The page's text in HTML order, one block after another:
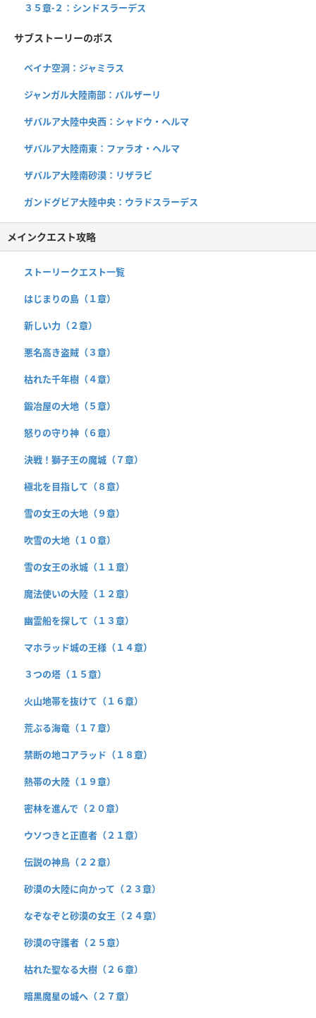
３５章-２：シンドスラーデス
サブストーリーのボス
ベイナ空洞：ジャミラス
ジャンガル大陸南部：バルザーリ
ザバルア大陸中央西：シャドウ・ヘルマ
ザバルア大陸南東：ファラオ・ヘルマ
ザバルア大陸南砂漠：リザラビ
ガンドグビア大陸中央：ウラドスラーデス
メインクエスト攻略
ストーリークエスト一覧
はじまりの島（１章）
新しい力（２章）
悪名高き盗賊（３章）
枯れた千年樹（４章）
鍛冶屋の大地（５章）
怒りの守り神（６章）
決戦！獅子王の魔城（７章）
極北を目指して（８章）
雪の女王の大地（９章）
吹雪の大地（１０章）
雪の女王の氷城（１１章）
魔法使いの大陸（１２章）
幽霊船を探して（１３章）
マホラッド城の王様（１４章）
３つの塔（１５章）
火山地帯を抜けて（１６章）
荒ぶる海竜（１７章）
禁断の地コアラッド（１８章）
熱帯の大陸（１９章）
密林を進んで（２０章）
ウソつきと正直者（２１章）
伝説の神鳥（２２章）
砂漠の大陸に向かって（２３章）
なぞなぞと砂漠の女王（２４章）
砂漠の守護者（２５章）
枯れた聖なる大樹（２６章）
暗黒魔星の城へ（２７章）